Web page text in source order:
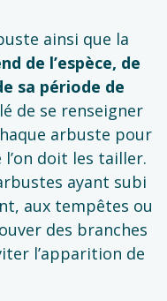
ainsi que la
de l’espèce, de
sa période de
de se renseigner
arbuste pour
doit les tailler.
ayant subi
aux tempêtes ou
des branches
l’apparition de